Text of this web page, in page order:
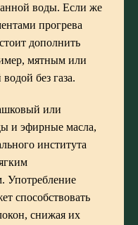
воды. Если же
прогрева
дополнить
мятным или
без газа.
или
и эфирные масла,
института
Употребление
способствовать
снижая их